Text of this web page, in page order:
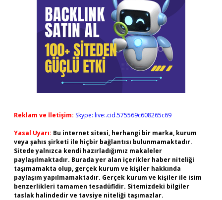
Reklam ve İletişim: Skype: live:.cid.575569c608265c69
Yasal Uyarı: Bu internet sitesi, herhangi bir marka, kurum
veya şahıs şirketi ile hiçbir bağlantısı bulunmamaktadır.
Sitede yalnızca kendi hazırladığımız makaleler
paylaşılmaktadır. Burada yer alan içerikler haber niteliği
taşımamakta olup, gerçek kurum ve kişiler hakkında
paylaşım yapılmamaktadır. Gerçek kurum ve kişiler ile isim
benzerlikleri tamamen tesadüfidir. Sitemizdeki bilgiler
taslak halindedir ve tavsiye niteliği taşımazlar.